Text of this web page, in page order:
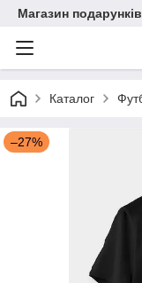
Магазин
Каталог
–27%